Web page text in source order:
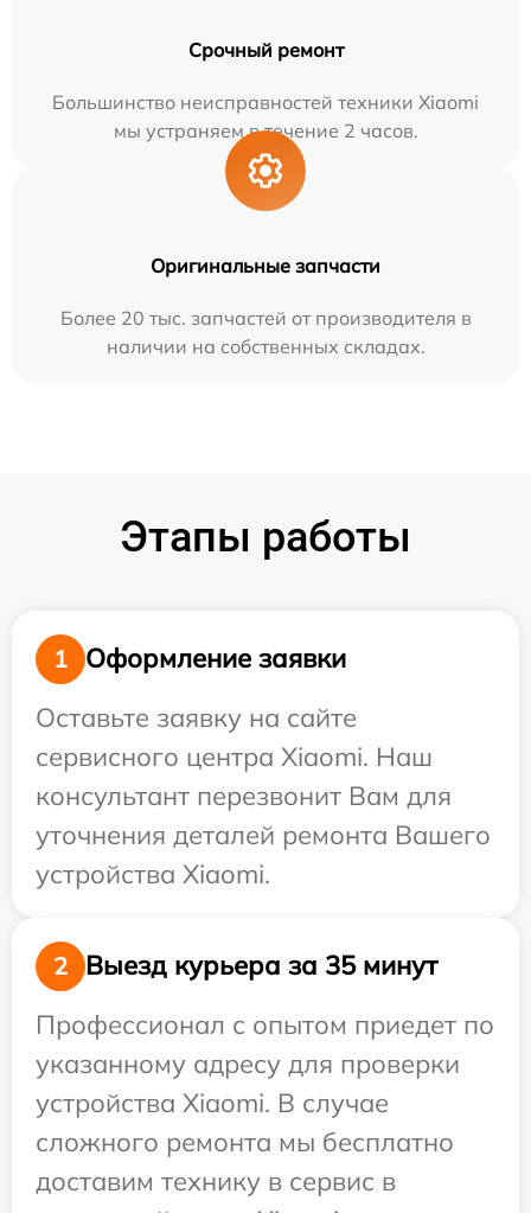
Срочный ремонт
Большинство неисправностей техники Xiaomi
мы устраняем в течение 2 часов.
Оригинальные запчасти
Более 20 тыс. запчастей от производителя в
наличии на собственных складах.
Этапы работы
1
Оформление заявки
Оставьте заявку на сайте
сервисного центра Xiaomi. Наш
консультант перезвонит Вам для
уточнения деталей ремонта Вашего
устройства Xiaomi.
2
Выезд курьера за 35 минут
Профессионал с опытом приедет по
указанному адресу для проверки
устройства Xiaomi. В случае
сложного ремонта мы бесплатно
доставим технику в сервис в